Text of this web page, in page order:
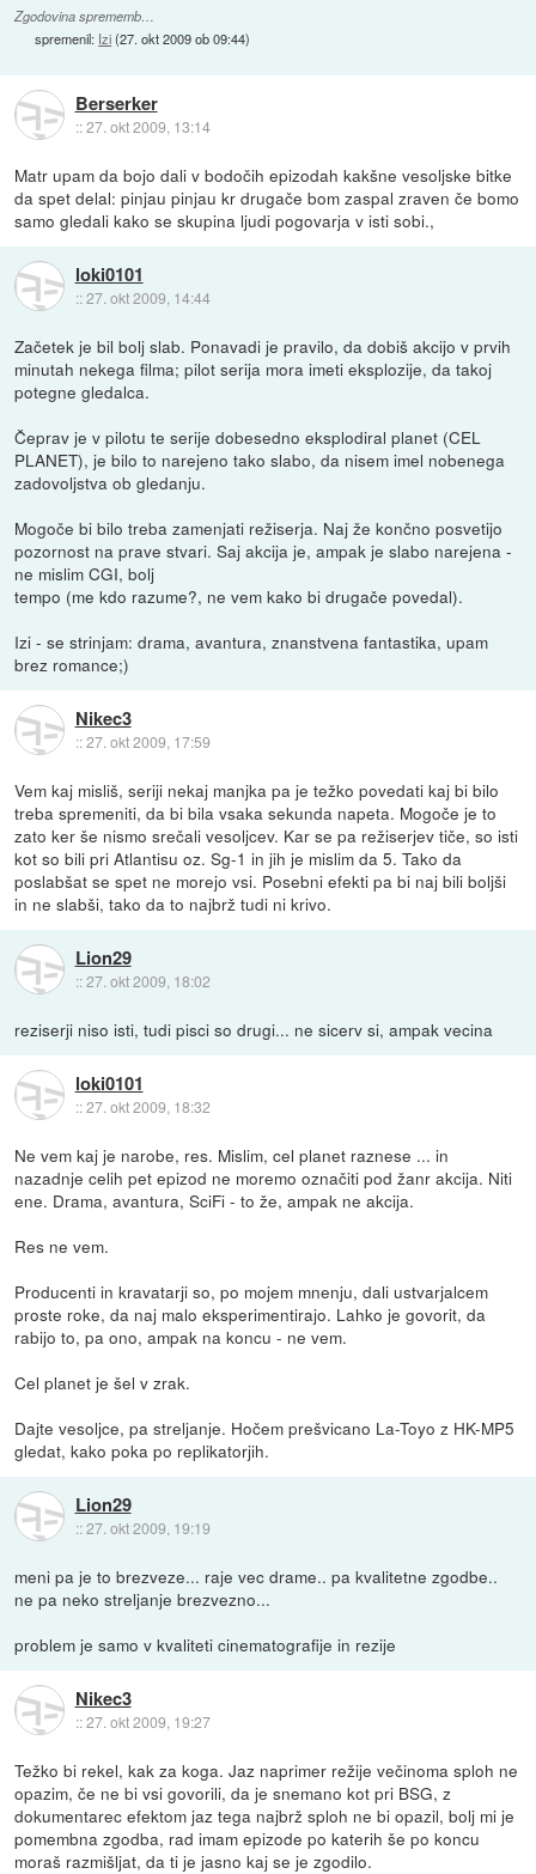
Zgodovina sprememb…
spremenil: Izi(27. okt 2009 ob 09:44)
Berserker
::27. okt 2009, 13:14
Matr upam da bojo dali v bodočih epizodah kakšne vesoljske bitke
da spet delal: pinjau pinjau kr drugače bom zaspal zraven če bomo
samo gledali kako se skupina ljudi pogovarja v isti sobi.,
loki0101
::27. okt 2009, 14:44
Začetek je bil bolj slab. Ponavadi je pravilo, da dobiš akcijo v prvih
minutah nekega filma; pilot serija mora imeti eksplozije, da takoj
potegne gledalca.
Čeprav je v pilotu te serije dobesedno eksplodiral planet (CEL
PLANET), je bilo to narejeno tako slabo, da nisem imel nobenega
zadovoljstva ob gledanju.
Mogoče bi bilo treba zamenjati režiserja. Naj že končno posvetijo
pozornost na prave stvari. Saj akcija je, ampak je slabo narejena -
ne mislim CGI, bolj
tempo (me kdo razume?, ne vem kako bi drugače povedal).
Izi - se strinjam: drama, avantura, znanstvena fantastika, upam
brez romance;)
Nikec3
::27. okt 2009, 17:59
Vem kaj misliš, seriji nekaj manjka pa je težko povedati kaj bi bilo
treba spremeniti, da bi bila vsaka sekunda napeta. Mogoče je to
zato ker še nismo srečali vesoljcev. Kar se pa režiserjev tiče, so isti
kot so bili pri Atlantisu oz. Sg-1 in jih je mislim da 5. Tako da
poslabšat se spet ne morejo vsi. Posebni efekti pa bi naj bili boljši
in ne slabši, tako da to najbrž tudi ni krivo.
Lion29
::27. okt 2009, 18:02
reziserji niso isti, tudi pisci so drugi... ne sicerv si, ampak vecina
loki0101
::27. okt 2009, 18:32
Ne vem kaj je narobe, res. Mislim, cel planet raznese ... in
nazadnje celih pet epizod ne moremo označiti pod žanr akcija. Niti
ene. Drama, avantura, SciFi - to že, ampak ne akcija.
Res ne vem.
Producenti in kravatarji so, po mojem mnenju, dali ustvarjalcem
proste roke, da naj malo eksperimentirajo. Lahko je govorit, da
rabijo to, pa ono, ampak na koncu - ne vem.
Cel planet je šel v zrak.
Dajte vesoljce, pa streljanje. Hočem prešvicano La-Toyo z HK-MP5
gledat, kako poka po replikatorjih.
Lion29
::27. okt 2009, 19:19
meni pa je to brezveze... raje vec drame.. pa kvalitetne zgodbe..
ne pa neko streljanje brezvezno...
problem je samo v kvaliteti cinematografije in rezije
Nikec3
::27. okt 2009, 19:27
Težko bi rekel, kak za koga. Jaz naprimer režije večinoma sploh ne
opazim, če ne bi vsi govorili, da je snemano kot pri BSG, z
dokumentarec efektom jaz tega najbrž sploh ne bi opazil, bolj mi je
pomembna zgodba, rad imam epizode po katerih še po koncu
moraš razmišljat, da ti je jasno kaj se je zgodilo.